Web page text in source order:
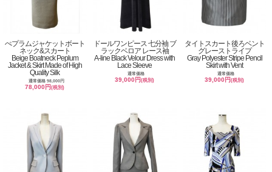
ぺプラムジャケットボート
ネック&スカート
Beige Boatneck Peplum
Jacket & Skirt Made of High
Quality Silk
通常価格 98,000円
78,000円(税別)
ドールワンピース 七分袖 ブ
ラックベロア レース袖
A-line Black Velour Dress with
Lace Sleeve
通常価格
39,000円(税別)
タイトスカート後ろベント
グレーストライプ
Gray Polyester Stripe Pencil
Skirt with Vent
通常価格
39,000円(税別)